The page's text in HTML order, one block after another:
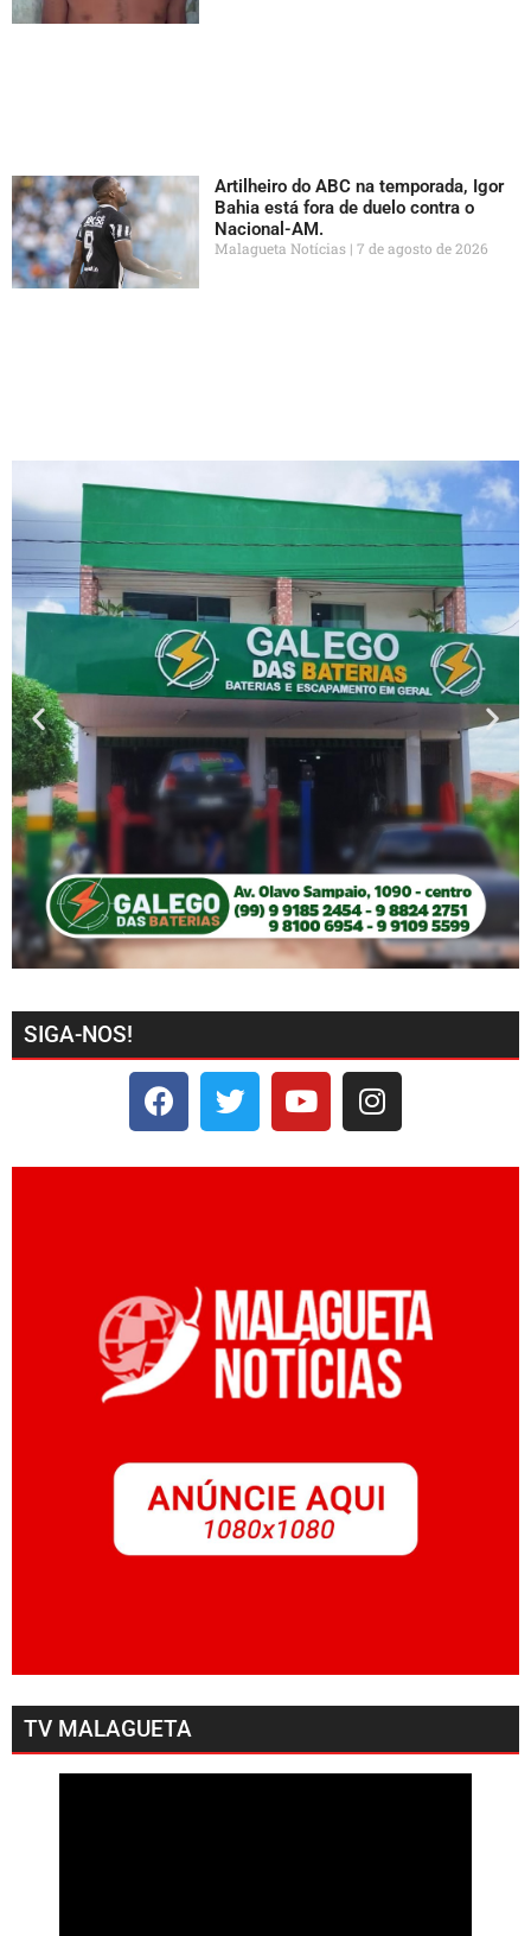
Artilheiro do ABC na temporada, Igor
Bahia está fora de duelo contra o
Nacional-AM.
Malagueta Notícias 7 de agosto de 2026
SIGA-NOS!
TV MALAGUETA